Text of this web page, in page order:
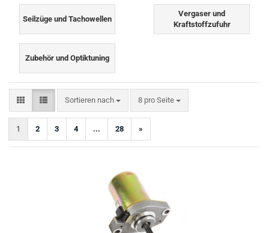
Seilzüge und Tachowellen
Vergaser und
Kraftstoffzufuhr
Zubehör und Optiktuning
Sortieren nach
Sortieren nach 8 pro Seite
pro Seite
1 2 3 4 ... 28 »